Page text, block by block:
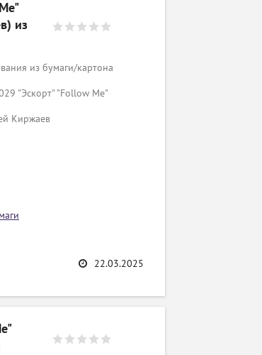
из
из бумаги/картона
"Эскорт" "Follow Me"
Киржаев
22.03.2025